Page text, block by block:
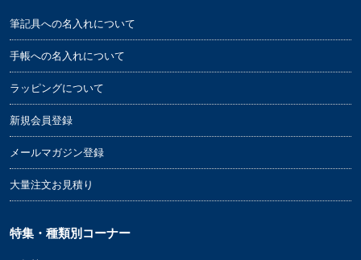
筆記具への名入れについて
手帳への名入れについて
ラッピングについて
新規会員登録
メールマガジン登録
大量注文お見積り
特集・種類別コーナー